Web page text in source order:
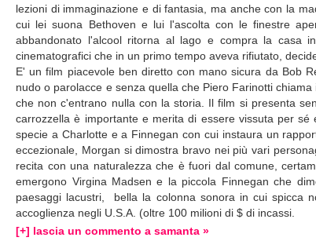
lezioni di immaginazione e di fantasia, ma anche con la
cui lei suona Bethoven e lui l'ascolta con le finestre
abbandonato l'alcool ritorna al lago e compra la casa
cinematografici che in un primo tempo aveva rifiutato,
E' un film piacevole ben diretto con mano sicura da Bob
nudo o parolacce e senza quella che Piero Farinotti
che non c'entrano nulla con la storia. Il film si presenta
carrozzella è importante e merita di essere vissuta per
specie a Charlotte e a Finnegan con cui instaura un
eccezionale, Morgan si dimostra bravo nei più vari
recita con una naturalezza che è fuori dal comune,
emergono Virgina Madsen e la piccola Finnegan che
paesaggi lacustri, bella la colonna sonora in cui spicca
accoglienza negli U.S.A. (oltre 100 milioni di $ di incassi.
[+] lascia un commento a samanta »